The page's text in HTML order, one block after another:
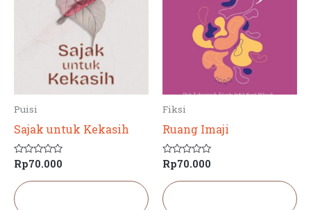
Puisi
Sajak untuk Kekasih
Dinilai
dari
5
Rp70.000
Fiksi
Ruang Imaji
Dinilai
dari
5
Rp70.000